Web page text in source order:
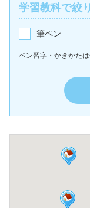
学習教科で絞
筆ペン
ペン習字・かきかた